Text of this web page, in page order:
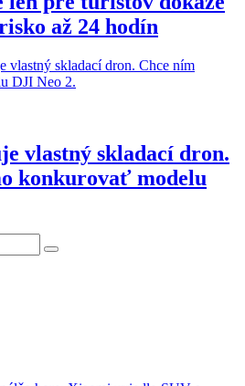
až 24 hodín
vlastný skladací dron.
konkurovať modelu